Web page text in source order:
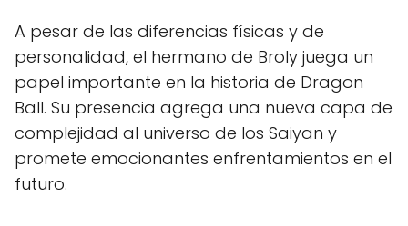
A pesar de las diferencias físicas y de
personalidad, el hermano de Broly juega un
papel importante en la historia de Dragon
Ball. Su presencia agrega una nueva capa de
complejidad al universo de los Saiyan y
promete emocionantes enfrentamientos en el
futuro.